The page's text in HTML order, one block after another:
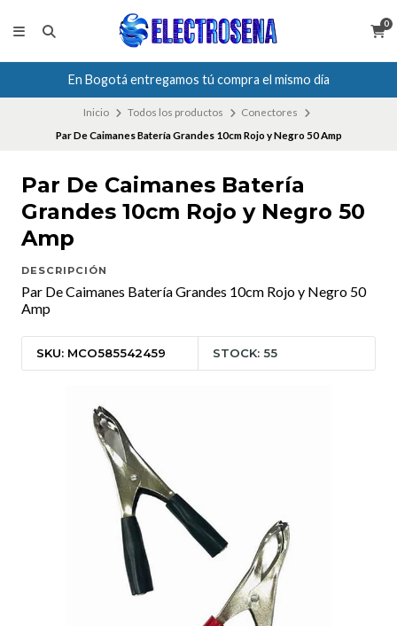
0
En Bogotá entregamos tú compra el mismo día
Inicio Todos los productos
Conectores
Par De Caimanes Batería Grandes 10cm Rojo y Negro 50 Amp
Par De Caimanes Batería
Grandes 10cm Rojo y Negro 50
Amp
DESCRIPCIÓN
Par De Caimanes Batería Grandes 10cm Rojo y Negro 50
Amp
SKU: MCO585542459 STOCK: 55